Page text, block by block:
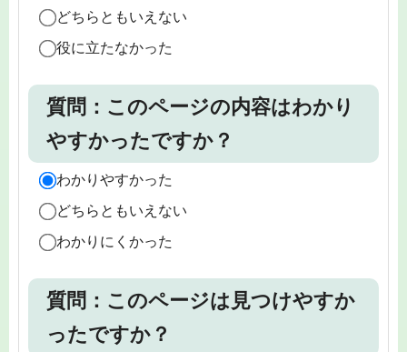
どちらともいえない
役に立たなかった
質問：このページの内容はわかり
やすかったですか？
わかりやすかった
どちらともいえない
わかりにくかった
質問：このページは見つけやすか
ったですか？